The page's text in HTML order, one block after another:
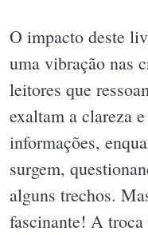
O impacto deste
uma vibração nas
leitores que
exaltam a clareza
informações,
surgem,
alguns trechos.
fascinante! A troca